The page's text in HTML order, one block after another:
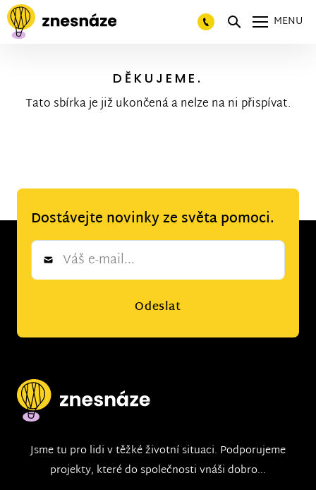
MENU
DĚKUJEME.
Tato sbírka je již ukončená a nelze na ni přispívat.
Dostávejte novinky ze světa pomoci.
Newsletter
Odeslat
Jsme tu pro lidi v těžké životní situaci. Podporujeme
projekty, které do společnosti vnáši dobro...